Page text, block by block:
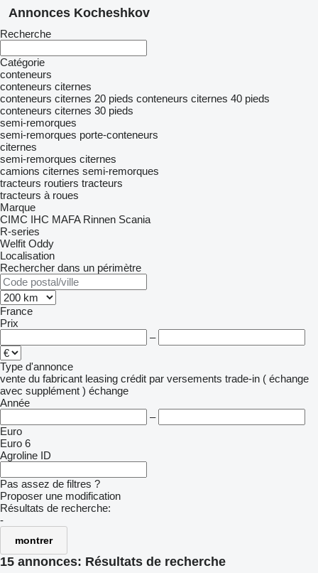
Annonces Kocheshkov
Recherche
Catégorie
conteneurs
conteneurs citernes
conteneurs citernes 20 pieds conteneurs citernes 40 pieds
conteneurs citernes 30 pieds
semi-remorques
semi-remorques porte-conteneurs
citernes
semi-remorques citernes
camions citernes semi-remorques
tracteurs routiers tracteurs
tracteurs à roues
Marque
CIMC IHC MAFA Rinnen Scania
R-series
Welfit Oddy
Localisation
Rechercher dans un périmètre
France
Prix
–
Type d'annonce
vente du fabricant leasing crédit par versements trade-in ( échange
avec supplément ) échange
Année
–
Euro
Euro 6
Agroline ID
Pas assez de filtres ?
Proposer une modification
Résultats de recherche:
-
montrer
15 annonces: Résultats de recherche